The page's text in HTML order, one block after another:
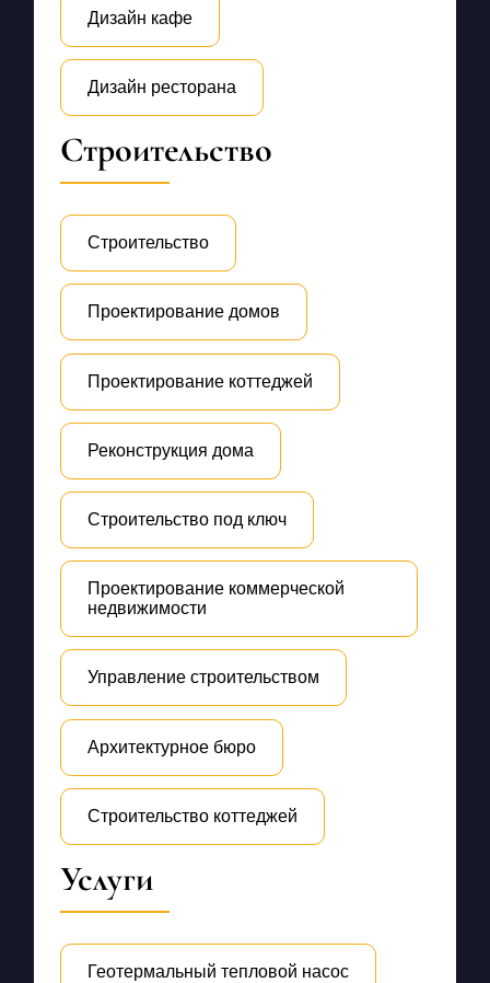
Дизайн кафе
Дизайн ресторана
Строительство
Строительство
Проектирование домов
Проектирование коттеджей
Реконструкция дома
Строительство под ключ
Проектирование коммерческой
недвижимости
Управление строительством
Архитектурное бюро
Строительство коттеджей
Услуги
Геотермальный тепловой насос